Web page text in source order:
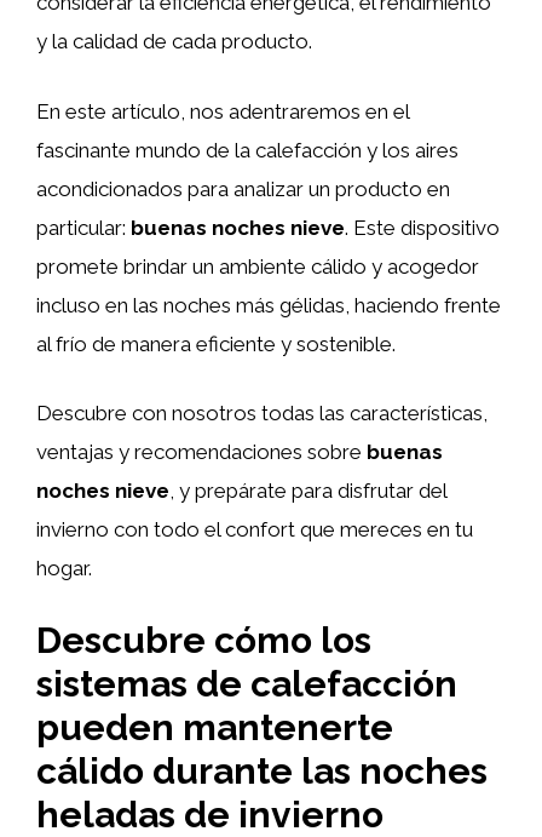
y la calidad de cada producto.
En este artículo, nos adentraremos en el
fascinante mundo de la calefacción y los aires
acondicionados para analizar un producto en
particular: buenas noches nieve. Este dispositivo
promete brindar un ambiente cálido y acogedor
incluso en las noches más gélidas, haciendo frente
al frío de manera eficiente y sostenible.
Descubre con nosotros todas las características,
ventajas y recomendaciones sobre buenas
noches nieve, y prepárate para disfrutar del
invierno con todo el confort que mereces en tu
hogar.
Descubre cómo los
sistemas de calefacción
pueden mantenerte
cálido durante las noches
heladas de invierno